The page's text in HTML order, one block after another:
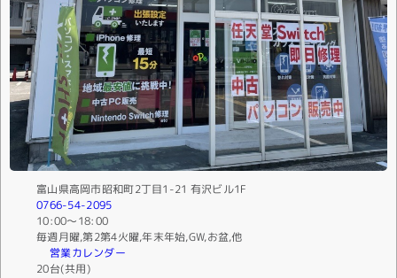
富山県高岡市昭和町2丁目1-21 有沢ビル1F
0766-54-2095
10:00〜18:00
毎週月曜,第2第4火曜,年末年始,GW,お盆,他
営業カレンダー
20台(共用)